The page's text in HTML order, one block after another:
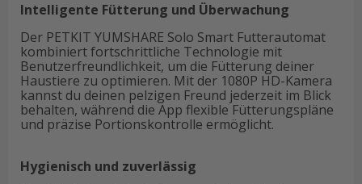
Intelligente Fütterung und Überwachung
Der PETKIT YUMSHARE Solo Smart Futterautomat
kombiniert fortschrittliche Technologie mit
Benutzerfreundlichkeit, um die Fütterung deiner
Haustiere zu optimieren. Mit der 1080P HD-Kamera
kannst du deinen pelzigen Freund jederzeit im Blick
behalten, während die App flexible Fütterungspläne
und präzise Portionskontrolle ermöglicht.
Hygienisch und zuverlässig